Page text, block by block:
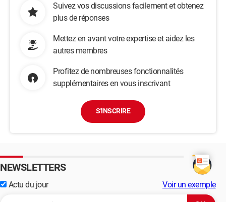
Suivez vos discussions facilement et obtenez
plus de réponses
Mettez en avant votre expertise et aidez les
autres membres
Profitez de nombreuses fonctionnalités
supplémentaires en vous inscrivant
S'INSCRIRE
NEWSLETTERS
Actu du jour Voir un exemple